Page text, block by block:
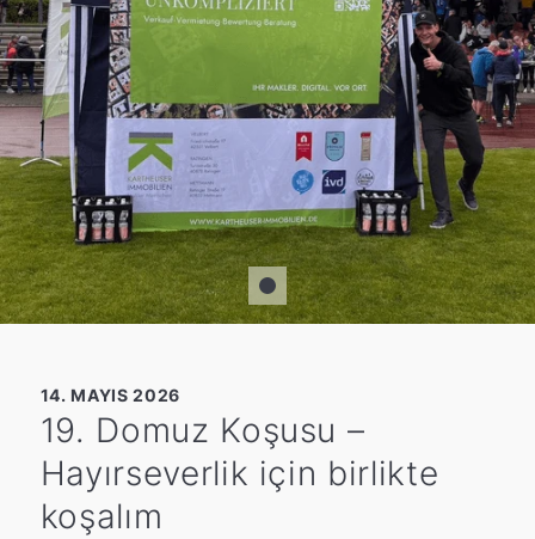
14. MAYIS 2026
19. Domuz Koşusu –
Hayırseverlik için birlikte
koşalım